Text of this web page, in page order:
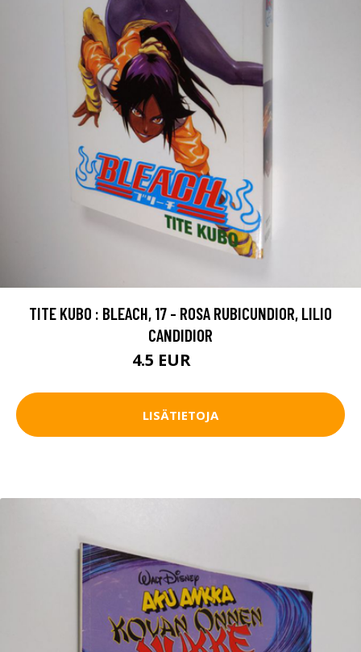
TITE KUBO : BLEACH, 17 - ROSA RUBICUNDIOR, LILIO
CANDIDIOR
4.5 EUR
LISÄTIETOJA